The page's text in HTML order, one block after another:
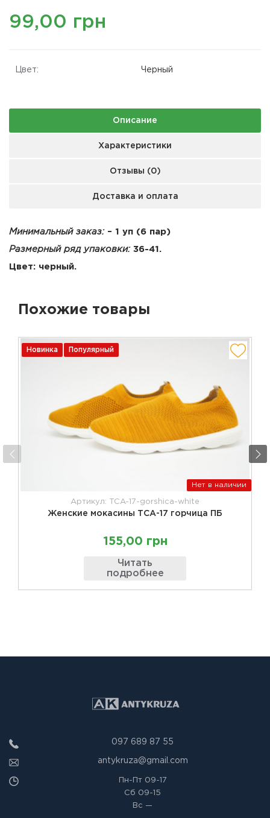
99,00 грн
Цвет: Черный
Описание
Характеристики
Отзывы (0)
Доставка и оплата
Минимальный заказ:– 1 уп (6 пар)
Размерный ряд упаковки: 36-41.
Цвет: черный.
Похожие товары
Новинка Популярный
Нет в наличии
Артикул: TCA-17-gorshica-white
Женские мокасины ТСА-17 горчица ПБ
155,00 грн
Читать
подробнее
097 689 87 55
antykruza@gmail.com
Пн-Пт09-17
Сб 09-15
Вс —